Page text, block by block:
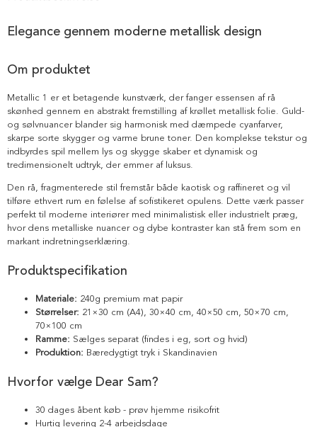
Elegance gennem moderne metallisk design
Om produktet
Metallic 1 er et betagende kunstværk, der fanger essensen af rå
skønhed gennem en abstrakt fremstilling af krøllet metallisk folie. Guld-
og sølvnuancer blander sig harmonisk med dæmpede cyanfarver,
skarpe sorte skygger og varme brune toner. Den komplekse tekstur og
indbyrdes spil mellem lys og skygge skaber et dynamisk og
tredimensionelt udtryk, der emmer af luksus.
Den rå, fragmenterede stil fremstår både kaotisk og raffineret og vil
tilføre ethvert rum en følelse af sofistikeret opulens. Dette værk passer
perfekt til moderne interiører med minimalistisk eller industrielt præg,
hvor dens metalliske nuancer og dybe kontraster kan stå frem som en
markant indretningserklæring.
Produktspecifikation
Materiale: 240g premium mat papir
Størrelser: 21×30 cm (A4), 30×40 cm, 40×50 cm, 50×70 cm,
70×100 cm
Ramme: Sælges separat (findes i eg, sort og hvid)
Produktion: Bæredygtigt tryk i Skandinavien
Hvorfor vælge Dear Sam?
30 dages åbent køb - prøv hjemme risikofrit
Hurtig levering 2-4 arbejdsdage